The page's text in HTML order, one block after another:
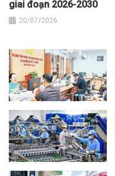
giai đoạn 2026-2030
20/07/2026